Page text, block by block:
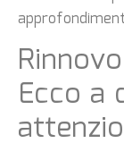
Ecco a